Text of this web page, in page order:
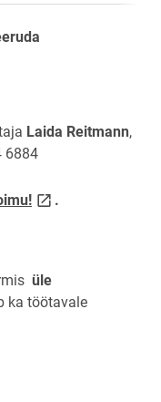
Laida Reitmann,
6884
link opens on new
.
üle
ka töötavale